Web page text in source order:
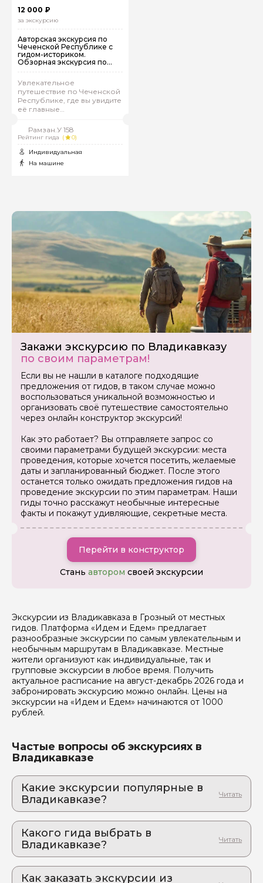
12 000 ₽
за экскурсию
Авторская экскурсия по
Чеченской Республике с
гидом-историком.
Обзорная экскурсия по
Грозному
Увлекательное
путешествие по Чеченской
Республике, где вы увидите
её главные
Рамзан.У 158
Рейтинг гида (
0)
Индивидуальная
На машине
Закажи экскурсию по Владикавказу
по своим параметрам!
Если вы не нашли в каталоге подходящие
предложения от гидов, в таком случае можно
воспользоваться уникальной возможностью и
организовать своё путешествие самостоятельно
через онлайн конструктор экскурсий!
Как это работает? Вы отправляете запрос со
своими параметрами будущей экскурсии: места
проведения, которые хочется посетить, желаемые
даты и запланированный бюджет. После этого
останется только ожидать предложения гидов на
проведение экскурсии по этим параметрам. Наши
гиды точно расскажут необычные интересные
факты и покажут удивляющие, секретные места.
Перейти в конструктор
Стань автором своей экскурсии
Экскурсии из Владикавказа в Грозный от местных
гидов. Платформа «Идем и Едем» предлагает
разнообразные экскурсии по самым увлекательным и
необычным маршрутам в Владикавказе. Местные
жители организуют как индивидуальные, так и
групповые экскурсии в любое время. Получить
актуальное расписание на август-декабрь 2026 года и
забронировать экскурсию можно онлайн. Цены на
экскурсии на «Идем и Едем» начинаются от 1000
рублей.
Частые вопросы об экскурсиях в
Владикавказе
Какие экскурсии популярные в
Владикавказе?
боевые башни Горной Ингушетии (выезд
из Владикавказа)
Пройдите тропами доблестных аланов: авторская
экскурсия для тех, кто жаждет восторга и
удивления
Какого гида выбрать в
Владикавказе?
2. Леван.В 567
Как заказать экскурсии из
Задайте свой вопрос гиду
Ваша электронная почта
Вопросы и комментарии
Если у вас есть интересующие вопросы, можете их
задать
Я даю своё согласие на обработку персональных
данных
Отправить